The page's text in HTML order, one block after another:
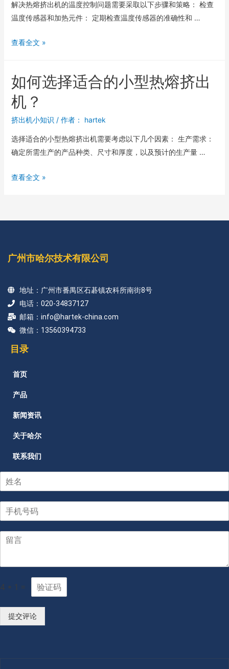
解决热熔挤出机的温度控制问题需要采取以下步骤和策略： 检查
温度传感器和加热元件： 定期检查温度传感器的准确性和 …
查看全文 »
如何选择适合的小型热熔挤出
机？
挤出机小知识 / 作者： hartek
选择适合的小型热熔挤出机需要考虑以下几个因素： 生产需求：
确定所需生产的产品种类、尺寸和厚度，以及预计的生产量 …
查看全文 »
广州市哈尔技术有限公司
地址：广州市番禺区石碁镇农科所南街8号
电话：020-34837127
邮箱：info@hartek-china.com
微信：13560394733
目录
首页
产品
新闻资讯
关于哈尔
联系我们
4 * 1 =
提交评论